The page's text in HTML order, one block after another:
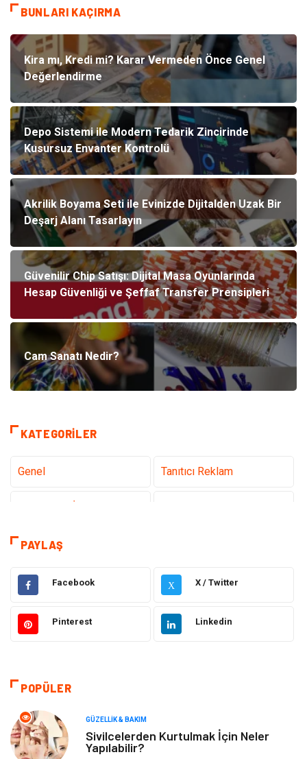
BUNLARI KAÇIRMA
Kira mı, Kredi mi? Karar Vermeden Önce Genel
Değerlendirme
Depo Sistemi ile Modern Tedarik Zincirinde
Kusursuz Envanter Kontrolü
Akrilik Boyama Seti ile Evinizde Dijitalden Uzak Bir
Deşarj Alanı Tasarlayın
Güvenilir Chip Satışı: Dijital Masa Oyunlarında
Hesap Güvenliği ve Şeffaf Transfer Prensipleri
Cam Sanatı Nedir?
KATEGORILER
Genel Tanıtıcı Reklam
Eğitim & Kariyer
Gündem Hukuk
Moda Sağlıklı Yaşam
Bilgisayar & Yazılım
Makine
Giyim
PAYLAŞ
Facebook X X / Twitter
Pinterest Linkedin
POPÜLER
GÜZELLIK & BAKIM
Sivilcelerden Kurtulmak İçin Neler
Yapılabilir?